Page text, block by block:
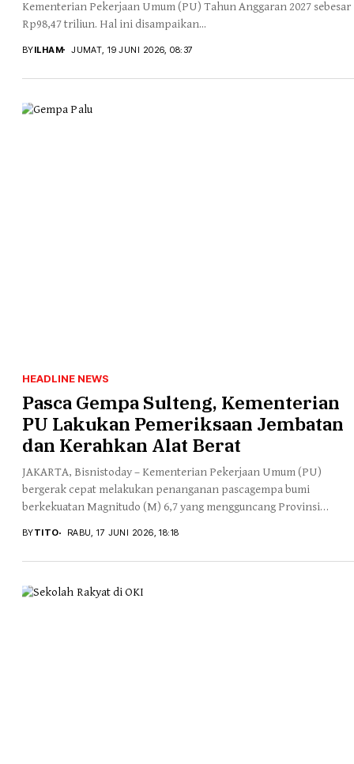
Kementerian Pekerjaan Umum (PU) Tahun Anggaran 2027 sebesar
Rp98,47 triliun. Hal ini disampaikan...
BYILHAM JUMAT, 19 JUNI 2026, 08:37
HEADLINE NEWS
Pasca Gempa Sulteng, Kementerian
PU Lakukan Pemeriksaan Jembatan
dan Kerahkan Alat Berat
JAKARTA, Bisnistoday – Kementerian Pekerjaan Umum (PU)
bergerak cepat melakukan penanganan pascagempa bumi
berkekuatan Magnitudo (M) 6,7 yang mengguncang Provinsi
BYTITO RABU, 17 JUNI 2026, 18:18